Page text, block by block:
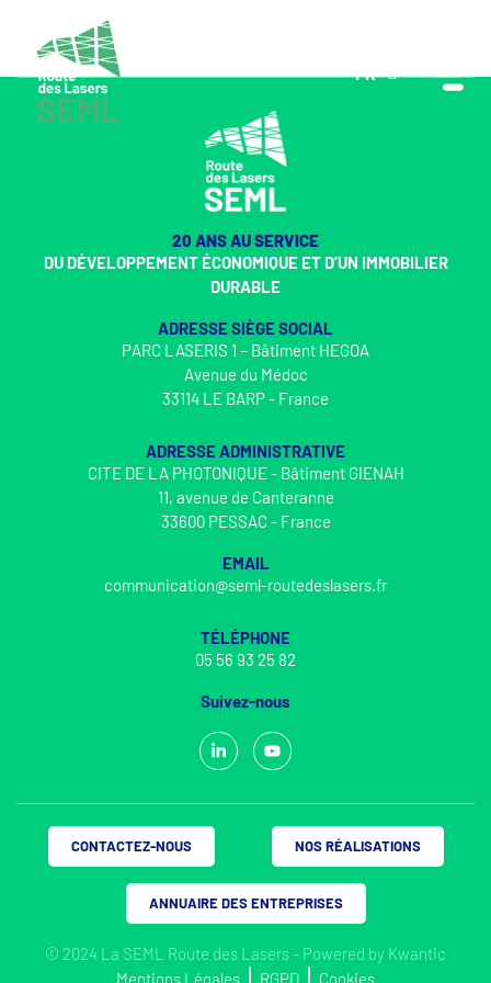
FR
EN
20 ANS AU SERVICE
DU DÉVELOPPEMENT ÉCONOMIQUE ET D’UN IMMOBILIER
DURABLE
ADRESSE SIÈGE SOCIAL
PARC LASERIS 1 – Bâtiment HEGOA
Avenue du Médoc
33114 LE BARP - France
ADRESSE ADMINISTRATIVE
CITE DE LA PHOTONIQUE - Bâtiment GIENAH
11, avenue de Canteranne
33600 PESSAC - France
EMAIL
communication@seml-routedeslasers.fr
TÉLÉPHONE
05 56 93 25 82
Suivez-nous
© 2024 La SEML Route des Lasers - Powered by Kwantic
Mentions Légales
RGPD Cookies
CONTACTEZ-NOUS NOS RÉALISATIONS
ANNUAIRE DES ENTREPRISES